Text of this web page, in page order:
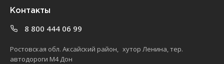
Контакты
8 800 444 06 99
Ростовская обл. Аксайский район, хутор Ленина, тер.
автодороги М4 Дон